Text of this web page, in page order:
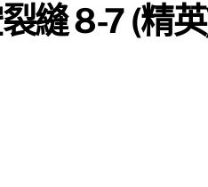
縫 8-7 (精